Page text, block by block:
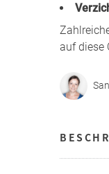
auf diese